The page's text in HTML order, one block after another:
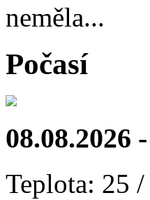
neměla...
Počasí
08.08.2026
Teplota: 25